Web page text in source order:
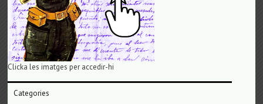
Clicka les imatges per accedir-hi
Categories